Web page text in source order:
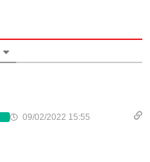
09/02/2022 15:55